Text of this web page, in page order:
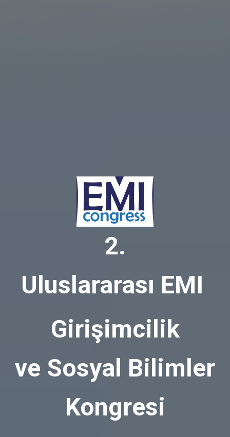
2.
Uluslararası EMI
Girişimcilik
ve Sosyal Bilimler
Kongresi